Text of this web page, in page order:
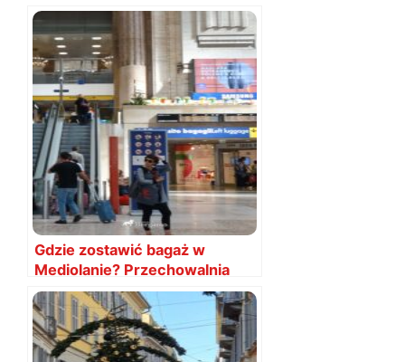
Gdzie zostawić bagaż w
Mediolanie? Przechowalnia
bagażu cena